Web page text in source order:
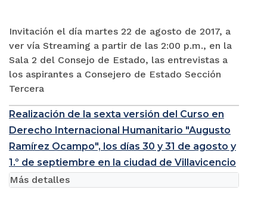
Invitación el día martes 22 de agosto de 2017, a
ver vía Streaming a partir de las 2:00 p.m., en la
Sala 2 del Consejo de Estado, las entrevistas a
los aspirantes a Consejero de Estado Sección
Tercera
Realización de la sexta versión del Curso en
Derecho Internacional Humanitario "Augusto
Ramírez Ocampo", los días 30 y 31 de agosto y
1.º de septiembre en la ciudad de Villavicencio
Más detalles